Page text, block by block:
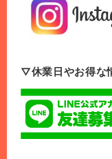
▽休業日やお得な